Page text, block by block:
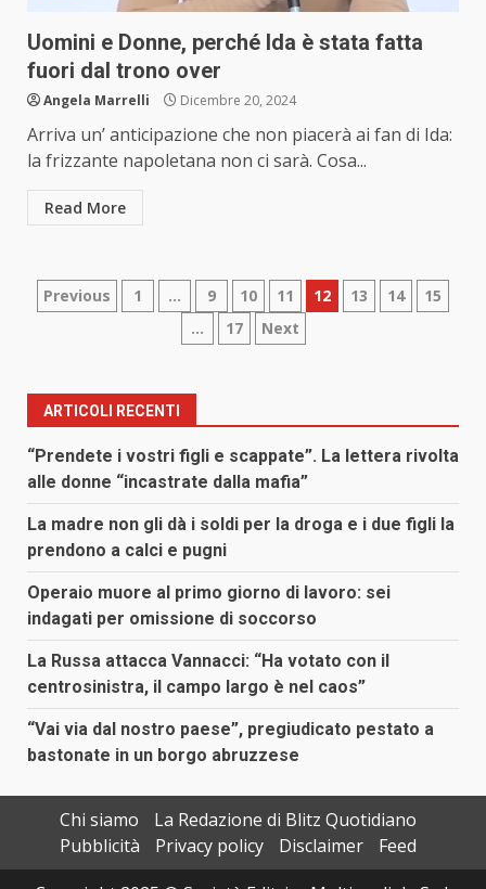
Uomini e Donne, perché Ida è stata fatta
fuori dal trono over
Angela Marrelli Dicembre 20, 2024
Arriva un’ anticipazione che non piacerà ai fan di Ida:
la frizzante napoletana non ci sarà. Cosa...
Read More
Paginazione
articoli
Previous 1 … 9 10 11 12 13 14
15
…
17 Next
ARTICOLI RECENTI
“Prendete i vostri figli e scappate”. La lettera rivolta
alle donne “incastrate dalla mafia”
La madre non gli dà i soldi per la droga e i due figli la
prendono a calci e pugni
Operaio muore al primo giorno di lavoro: sei
indagati per omissione di soccorso
La Russa attacca Vannacci: “Ha votato con il
centrosinistra, il campo largo è nel caos”
“Vai via dal nostro paese”, pregiudicato pestato a
bastonate in un borgo abruzzese
Chi siamo
La Redazione di Blitz Quotidiano
Pubblicità
Privacy policy Disclaimer
Feed